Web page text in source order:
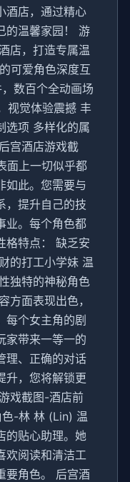
酒店，通过精心
的温馨家园！ 游
店，打造专属温
可爱角色深度互
数百个全动画场
视觉体验震撼 丰
选项 多样化的属
宫酒店游戏截
面上一切似乎都
如此。您需要与
，提升自己的技
业。每个角色都
格特点： 缺乏安
的打工小学妹 温
独特的神秘角色
方面表现出色，
每个女主角的剧
家带来一等一的
理、正确的对话
升，您将解锁更
戏截图-酒店前
-林 林 (Lin) 温
的贴心助理。她
欢阅读和清洁工
要角色。 后宫酒